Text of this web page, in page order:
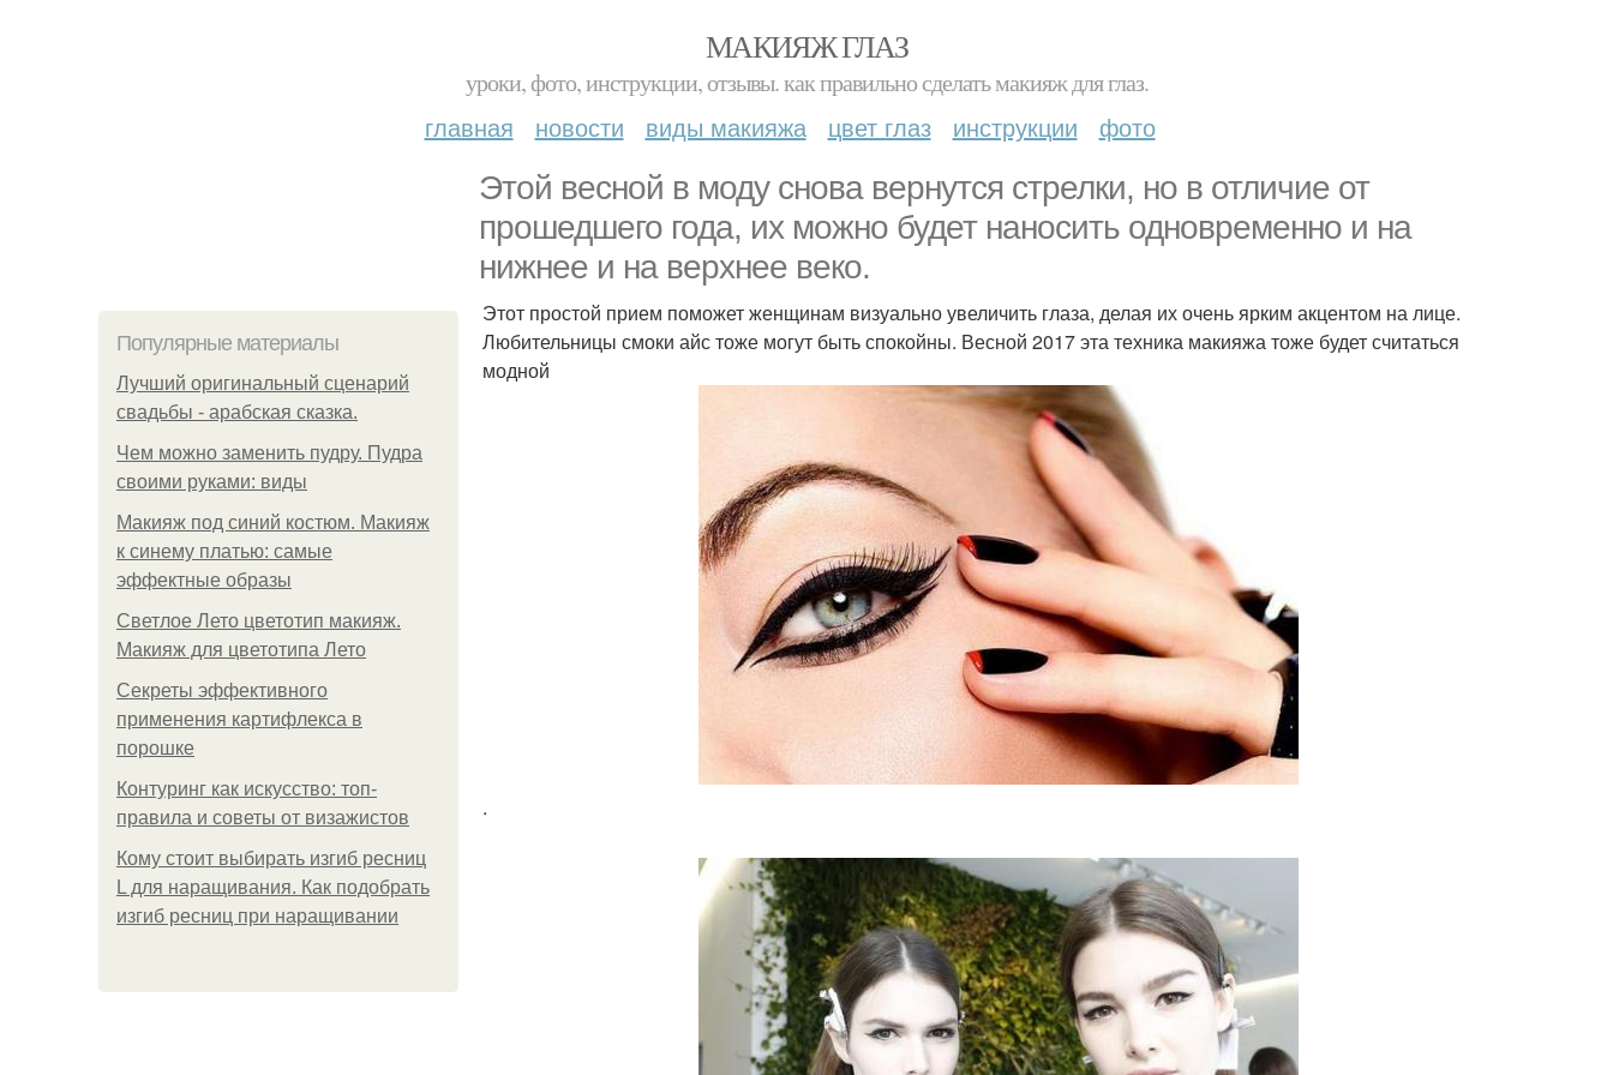
МАКИЯЖ ГЛАЗ
уроки, фото, инструкции, отзывы. как правильно сделать макияж для глаз.
главная новости виды макияжа цвет глаз инструкции фото
Этой весной в моду снова вернутся стрелки, но в отличие от
прошедшего года, их можно будет наносить одновременно и на
нижнее и на верхнее веко.
Популярные материалы
Лучший оригинальный сценарий
свадьбы - арабская сказка.
Чем можно заменить пудру. Пудра
своими руками: виды
Макияж под синий костюм. Макияж
к синему платью: самые
эффектные образы
Светлое Лето цветотип макияж.
Макияж для цветотипа Лето
Секреты эффективного
применения картифлекса в
порошке
Контуринг как искусство: топ-
правила и советы от визажистов
Кому стоит выбирать изгиб ресниц
L для наращивания. Как подобрать
изгиб ресниц при наращивании
Этот простой прием поможет женщинам визуально увеличить глаза, делая их очень ярким акцентом на лице.
Любительницы смоки айс тоже могут быть спокойны. Весной 2017 эта техника макияжа тоже будет считаться
модной
.